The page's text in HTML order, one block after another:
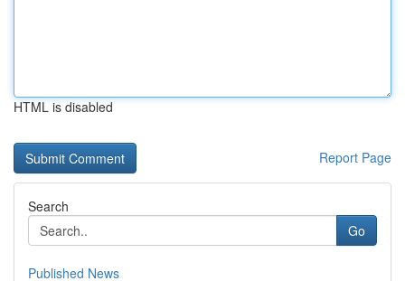
HTML is disabled
Report Page
Search
Go
Published News